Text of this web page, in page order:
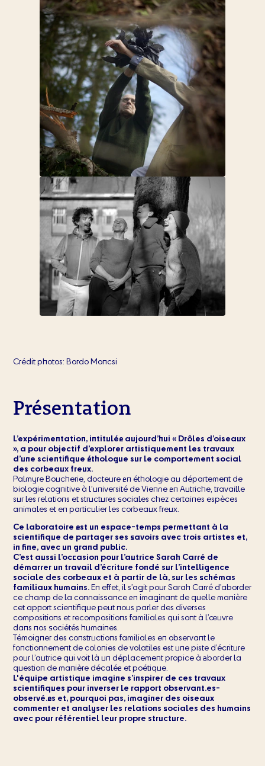
Crédit photos: Bordo Moncsi
Présentation
L’expérimentation, intitulée aujourd’hui « Drôles d’oiseaux
», a pour objectif d’explorer artistiquement les travaux
d’une scientifique éthologue sur le comportement social
des corbeaux freux.
Palmyre Boucherie, docteure en éthologie au département de
biologie cognitive à l’université de Vienne en Autriche, travaille
sur les relations et structures sociales chez certaines espèces
animales et en particulier les corbeaux freux.
Ce laboratoire est un espace-temps permettant à la
scientifique de partager ses savoirs avec trois artistes et,
in fine, avec un grand public.
C’est aussi l’occasion pour l’autrice Sarah Carré de
démarrer un travail d’écriture fondé sur l’intelligence
sociale des corbeaux et à partir de là, sur les schémas
familiaux humains.En effet, il s’agit pour Sarah Carré d’aborder
ce champ de la connaissance en imaginant de quelle manière
cet apport scientifique peut nous parler des diverses
compositions et recompositions familiales qui sont à l’œuvre
dans nos sociétés humaines.
Témoigner des constructions familiales en observant le
fonctionnement de colonies de volatiles est une piste d’écriture
pour l’autrice qui voit là un déplacement propice à aborder la
question de manière décalée et poétique.
L'équipe artistique imagine s’inspirer de ces travaux
scientifiques pour inverser le rapport observant.es-
observé.es et, pourquoi pas, imaginer des oiseaux
commenter et analyser les relations sociales des humains
avec pour référentiel leur propre structure.